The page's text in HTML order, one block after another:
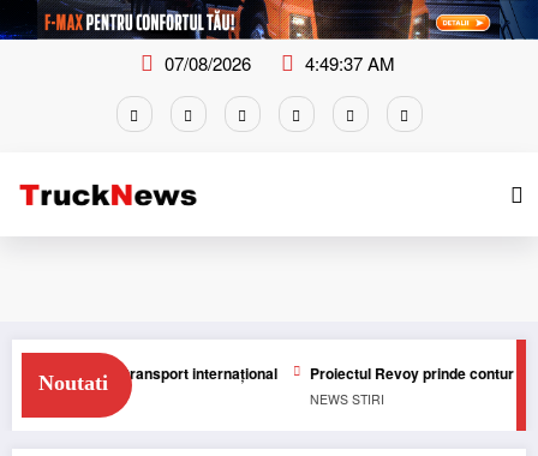
Skip
to
07/08/2026 4:49:38 AM
Noutati
în transport internațional Proiectul Revoy prinde contur Sailun își